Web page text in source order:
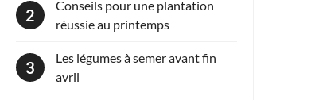
Conseils pour une plantation
réussie au printemps
Les légumes à semer avant fin
avril